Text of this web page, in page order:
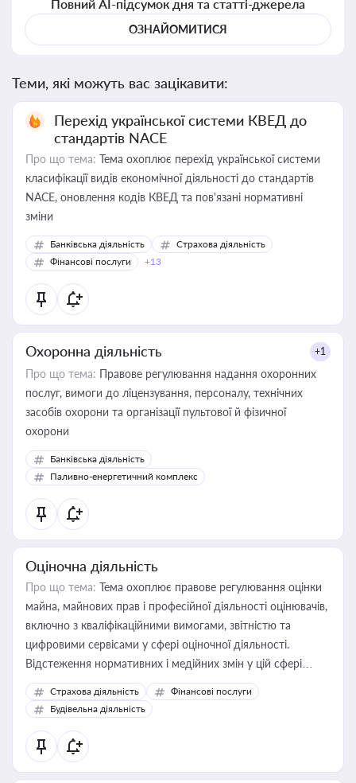
Повний AI-підсумок дня та статті-джерела
ОЗНАЙОМИТИСЯ
Теми, які можуть вас зацікавити:
Перехід української системи КВЕД до
стандартів NACE
Про що тема: Тема охоплює перехід української системи
класифікації видів економічної діяльності до стандартів
NACE, оновлення кодів КВЕД та пов'язані нормативні
зміни
Банківська діяльність
Страхова діяльність
Фінансові послуги
+13
Охоронна діяльність +1
Про що тема: Правове регулювання надання охоронних
послуг, вимоги до ліцензування, персоналу, технічних
засобів охорони та організації пультової й фізичної
охорони
Банківська діяльність
Паливно-енергетичний комплекс
Оціночна діяльність
Про що тема: Тема охоплює правове регулювання оцінки
майна, майнових прав і професійної діяльності оцінювачів,
включно з кваліфікаційними вимогами, звітністю та
цифровими сервісами у сфері оціночної діяльності.
Відстеження нормативних і медійних змін у цій сфері
корисне для власника бізнесу, керівника, юриста або
бухгалтера під час оподаткування, приватизації, оренди
державного майна, корпоративних угод і перевірки
статусу суб'єктів оціночної діяльності
Страхова діяльність
Фінансові послуги
Будівельна діяльність